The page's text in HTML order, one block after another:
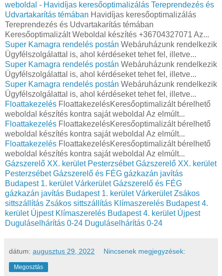
weboldal - Havidíjas keresőoptimalizálás Tereprendezés és
Udvartakarítás témában Havidíjas keresőoptimalizálás
Tereprendezés és Udvartakarítás témában
Keresőoptimalizált Weboldal készítés +36704327071 Az...
Super Kamagra rendelés postán Webáruházunk rendelkezik
Ügyfélszolgálattal is, ahol kérdéseket tehet fel, illetve...
Super Kamagra rendelés postán Webáruházunk rendelkezik
Ügyfélszolgálattal is, ahol kérdéseket tehet fel, illetve...
Super Kamagra rendelés postán Webáruházunk rendelkezik
Ügyfélszolgálattal is, ahol kérdéseket tehet fel, illetve...
Floattakezelés FloattakezelésKeresőoptimalizált bérelhető
weboldal készítés kontra saját weboldal Az elmúlt...
Floattakezelés FloattakezelésKeresőoptimalizált bérelhető
weboldal készítés kontra saját weboldal Az elmúlt...
Floattakezelés FloattakezelésKeresőoptimalizált bérelhető
weboldal készítés kontra saját weboldal Az elmúlt...
Gázszerelő XX. kerület Pesterzsébet Gázszerelő XX. kerület
Pesterzsébet Gázszerelő és FÉG gázkazán javítás
Budapest 1. kerület Várkerület Gázszerelő és FÉG
gázkazán javítás Budapest 1. kerület Várkerület Zsákos
sittszállítás Zsákos sittszállítás Klímaszerelés Budapest 4.
kerület Újpest Klímaszerelés Budapest 4. kerület Újpest
Duguláselhárítás 0-24 Duguláselhárítás 0-24
dátum: augusztus 29, 2022 Nincsenek megjegyzések:
Megosztás